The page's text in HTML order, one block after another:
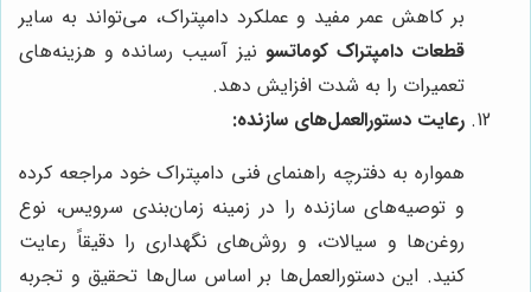
بر کاهش عمر مفید و عملکرد دامپتراک، می‌تواند به سایر
قطعات دامپتراک کوماتسو نیز آسیب رسانده و هزینه‌های
تعمیرات را به شدت افزایش دهد.
رعایت دستورالعمل‌های سازنده:
همواره به دفترچه راهنمای فنی دامپتراک خود مراجعه کرده
و توصیه‌های سازنده را در زمینه زمان‌بندی سرویس، نوع
روغن‌ها و سیالات، و روش‌های نگهداری را دقیقاً رعایت
کنید. این دستورالعمل‌ها بر اساس سال‌ها تحقیق و تجربه